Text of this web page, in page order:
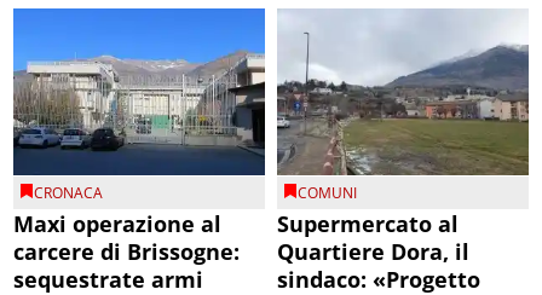
CRONACA
Maxi operazione al
carcere di Brissogne:
sequestrate armi
COMUNI
Supermercato al
Quartiere Dora, il
sindaco: «Progetto